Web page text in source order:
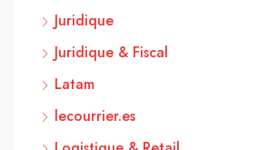
Juridique
Juridique & Fiscal
Latam
lecourrier.es